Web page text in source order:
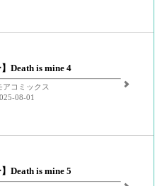
】Death is mine 4
コミックス
08-01
】Death is mine 5